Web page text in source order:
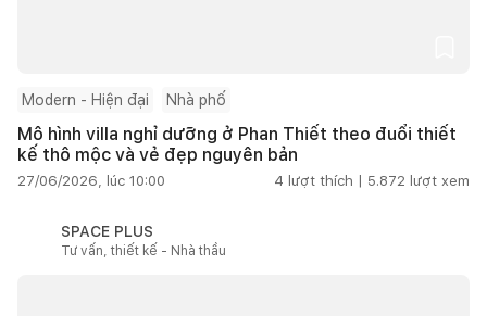
Modern - Hiện đại Nhà phố
Mô hình villa nghỉ dưỡng ở Phan Thiết theo đuổi thiết
kế thô mộc và vẻ đẹp nguyên bản
27/06/2026, lúc 10:00 4 lượt thích | 5.872 lượt xem
SPACE PLUS
Tư vấn, thiết kế - Nhà thầu